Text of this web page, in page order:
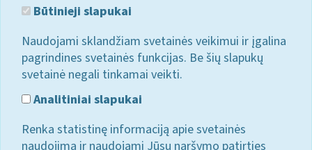
Būtinieji slapukai
Naudojami sklandžiam svetainės veikimui ir įgalina
pagrindines svetainės funkcijas. Be šių slapukų
svetainė negali tinkamai veikti.
Analitiniai slapukai
Renka statistinę informaciją apie svetainės
naudojimą ir naudojami Jūsų naršymo patirties